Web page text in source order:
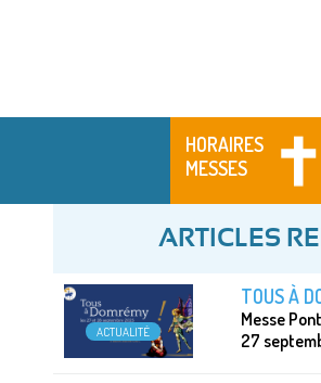
HORAIRES
MESSES
ARTICLES
ACTUALITÉ
TOUS À
Messe
27